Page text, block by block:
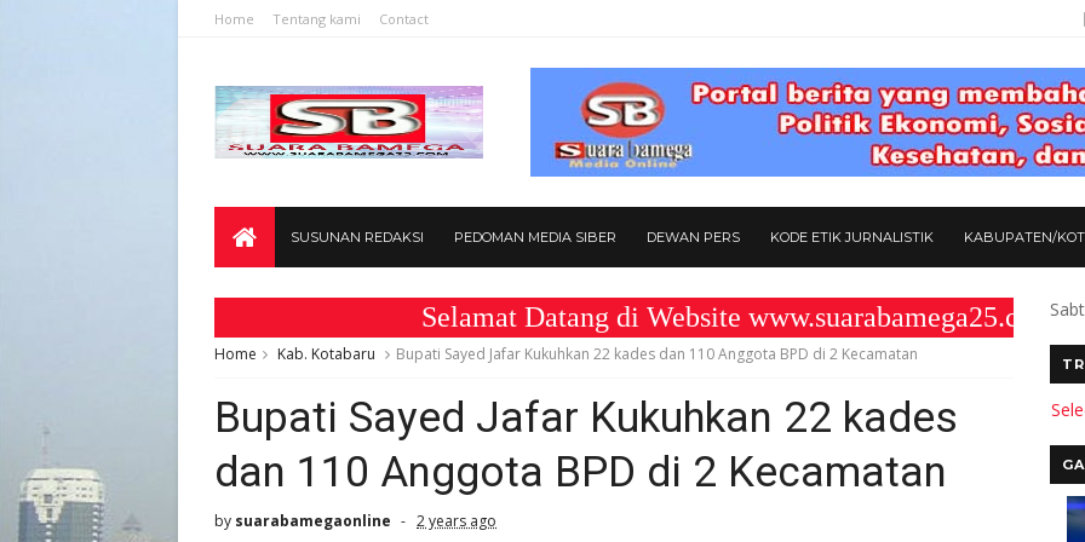
Home Tentang kami Contact
SUSUNAN REDAKSI PEDOMAN MEDIA SIBER DEWAN PERS KODE ETIK JURNALISTIK KABUPATEN/
Selamat Datang di Website www.suarabamega25.com "
Home Kab. Kotabaru Bupati Sayed Jafar Kukuhkan 22 kades dan 110 Anggota BPD di 2 Kecamatan
Bupati Sayed Jafar Kukuhkan 22 kades
dan 110 Anggota BPD di 2 Kecamatan
by suarabamegaonline 2 years ago